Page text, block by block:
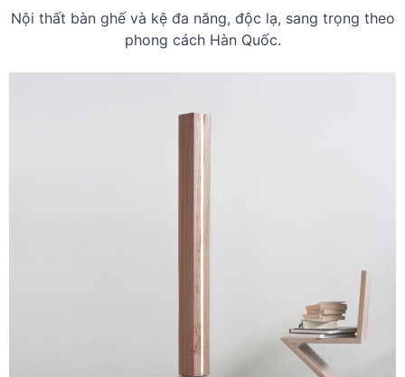
Nội thất bàn ghế và kệ đa năng, độc lạ, sang trọng theo
phong cách Hàn Quốc.